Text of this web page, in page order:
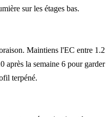
sur les étages bas.
Maintiens l'EC entre 1.2
après la semaine 6 pour garder
terpéné.